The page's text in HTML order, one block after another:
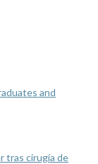
and
tras cirugía de